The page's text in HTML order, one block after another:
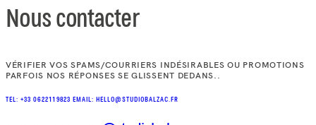
Nous contacter
VÉRIFIER VOS SPAMS/COURRIERS INDÉSIRABLES OU PROMOTIONS
PARFOIS NOS RÉPONSES SE GLISSENT DEDANS..
TEL: +33 0622119823 EMAIL: HELLO@STUDIOBALZAC.FR